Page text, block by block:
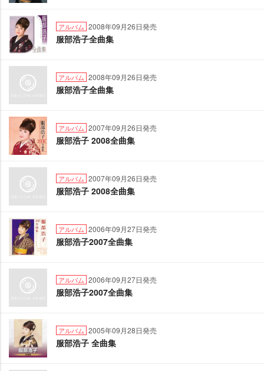
アルバム 2008年09月26日発売
服部浩子全曲集
アルバム 2008年09月26日発売
服部浩子全曲集
アルバム 2007年09月26日発売
服部浩子 2008全曲集
アルバム 2007年09月26日発売
服部浩子 2008全曲集
アルバム 2006年09月27日発売
服部浩子2007全曲集
アルバム 2006年09月27日発売
服部浩子2007全曲集
アルバム 2005年09月28日発売
服部浩子 全曲集